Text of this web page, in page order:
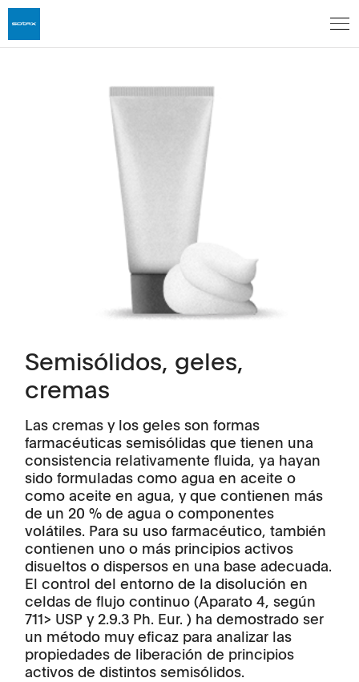
Semisólidos, geles,
cremas
Las cremas y los geles son formas
farmacéuticas semisólidas que tienen una
consistencia relativamente fluida, ya hayan
sido formuladas como agua en aceite o
como aceite en agua, y que contienen más
de un 20 % de agua o componentes
volátiles. Para su uso farmacéutico, también
contienen uno o más principios activos
disueltos o dispersos en una base adecuada.
El control del entorno de la disolución en
celdas de flujo continuo (Aparato 4, según
711> USP y 2.9.3 Ph. Eur. ) ha demostrado ser
un método muy eficaz para analizar las
propiedades de liberación de principios
activos de distintos semisólidos.